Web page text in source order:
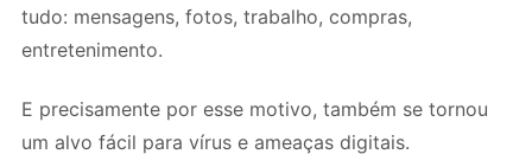
tudo: mensagens, fotos, trabalho, compras,
entretenimento.
E precisamente por esse motivo, também se tornou
um alvo fácil para vírus e ameaças digitais.